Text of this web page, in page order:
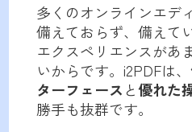
多くのオンラインエデ
備えておらず、備えて
エクスペリエンスがあ
いからです。i2PDFは、
ターフェース と優れた
勝手も抜群です。